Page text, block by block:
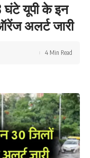
यूपी के इन
अलर्ट जारी
4 Min Read